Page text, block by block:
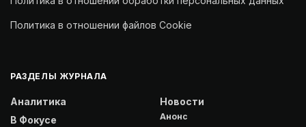
Политика в отношении файлов Cookie
РАЗДЕЛЫ ЖУРНАЛА
Аналитика
В Фокусе
Новости
Анонс